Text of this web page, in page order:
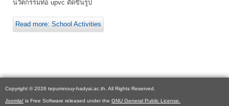
นวัตกรรมท่อ upvc ดัดขึ้นรูป
Read more: School Activities
Copyright © 2026 tepumnouy-hadyai.ac.th. All Rights Reserved.
Joomla! is Free Software released under the GNU General Public License.